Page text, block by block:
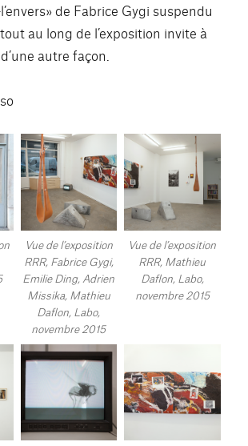
de Fabrice Gygi suspendu
au long de l’exposition invite à
autre façon.
Vue de l’exposition
RRR, Fabrice Gygi,
Emilie Ding, Adrien
Missika, Mathieu
Daflon, Labo,
novembre 2015
Vue de l’exposition
RRR, Mathieu
Daflon, Labo,
novembre 2015